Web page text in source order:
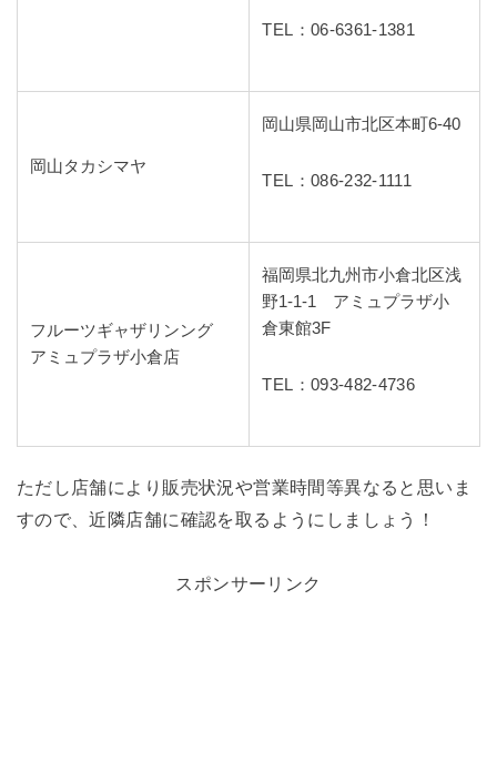
TEL：06-6361-1381
岡山タカシマヤ
岡山県岡山市北区本町6-40
TEL：086-232-1111
フルーツギャザリンング
アミュプラザ小倉店
福岡県北九州市小倉北区浅
野1-1-1 アミュプラザ小
倉東館3F
TEL：093-482-4736
ただし店舗により販売状況や営業時間等異なると思いま
すので、近隣店舗に確認を取るようにしましょう！
スポンサーリンク